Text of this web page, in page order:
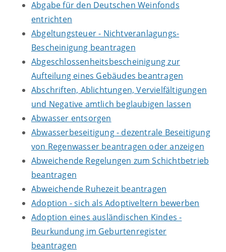
Abgabe für den Deutschen Weinfonds
entrichten
Abgeltungsteuer - Nichtveranlagungs-
Bescheinigung beantragen
Abgeschlossenheitsbescheinigung zur
Aufteilung eines Gebäudes beantragen
Abschriften, Ablichtungen, Vervielfältigungen
und Negative amtlich beglaubigen lassen
Abwasser entsorgen
Abwasserbeseitigung - dezentrale Beseitigung
von Regenwasser beantragen oder anzeigen
Abweichende Regelungen zum Schichtbetrieb
beantragen
Abweichende Ruhezeit beantragen
Adoption - sich als Adoptiveltern bewerben
Adoption eines ausländischen Kindes -
Beurkundung im Geburtenregister
beantragen